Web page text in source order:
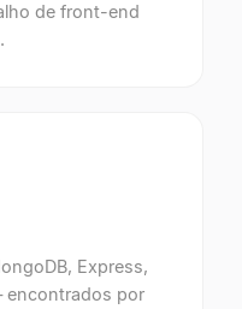
de front-end
Express,
encontrados por